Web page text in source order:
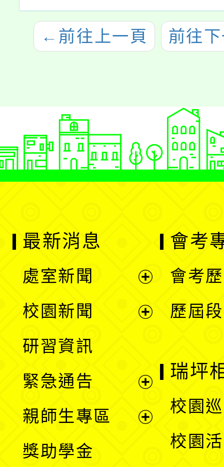
← 前往上一頁 前往
最新消息
處室新聞
單
校園新聞
選
單
研習資訊
緊急通告
親師生專區
獎助學金
會考
會考
歷屆
瑞坪
校園
校園